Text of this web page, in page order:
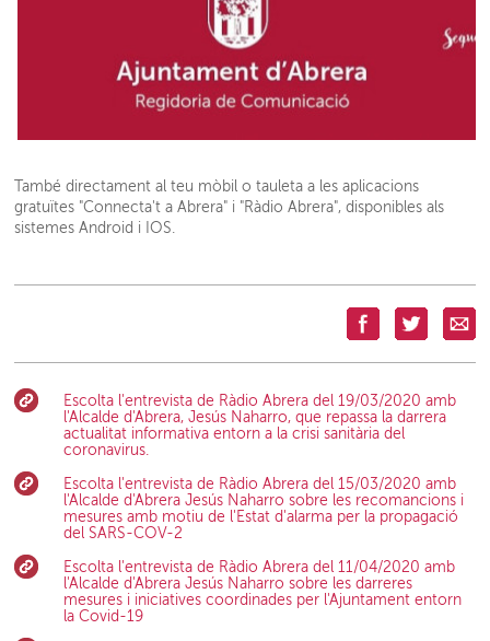
També directament al teu mòbil o tauleta a les aplicacions
gratuïtes "Connecta't a Abrera" i "Ràdio Abrera", disponibles als
sistemes Android i IOS.
Escolta l'entrevista de Ràdio Abrera del 19/03/2020 amb
l'Alcalde d'Abrera, Jesús Naharro, que repassa la darrera
actualitat informativa entorn a la crisi sanitària del
coronavirus.
Escolta l'entrevista de Ràdio Abrera del 15/03/2020 amb
l'Alcalde d'Abrera Jesús Naharro sobre les recomancions i
mesures amb motiu de l'Estat d'alarma per la propagació
del SARS-COV-2
Escolta l'entrevista de Ràdio Abrera del 11/04/2020 amb
l'Alcalde d'Abrera Jesús Naharro sobre les darreres
mesures i iniciatives coordinades per l'Ajuntament entorn
la Covid-19